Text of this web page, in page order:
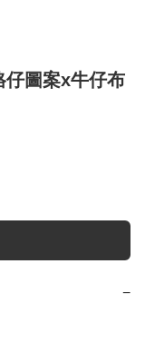
仔圖案x牛仔布
−